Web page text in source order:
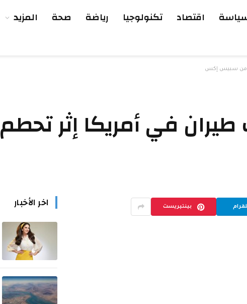
اقتصاد تكنولوجيا رياضة صحة المزيد
من سبيس إكس
في أمريكا إثر تحطم
بينتيريست اخر الأخبار